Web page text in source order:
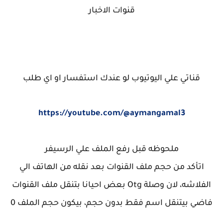
قنوات الاخبار
قناتي علي اليوتيوب لو عندك استفسار او اي طلب
https://youtube.com/@aymangamal3
ملحوظه قبل رفع الملف علي الرسيفر
اتأكد من حجم ملف القنوات بعد نقله من الهاتف الي
الفلاشه، لان وصلة Otg بعض احيانا بتنقل ملف القنوات
فاضي بيتنقل اسم فقط بدون حجم، بيكون حجم الملف 0